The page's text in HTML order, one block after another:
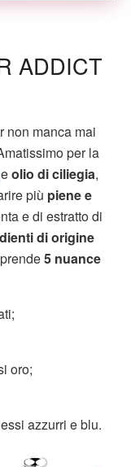
ADDICT
non manca mai
per la
eolio di ciliegia,
più piene e
e di estratto di
di origine
5 nuance
oro;
azzurri e blu.